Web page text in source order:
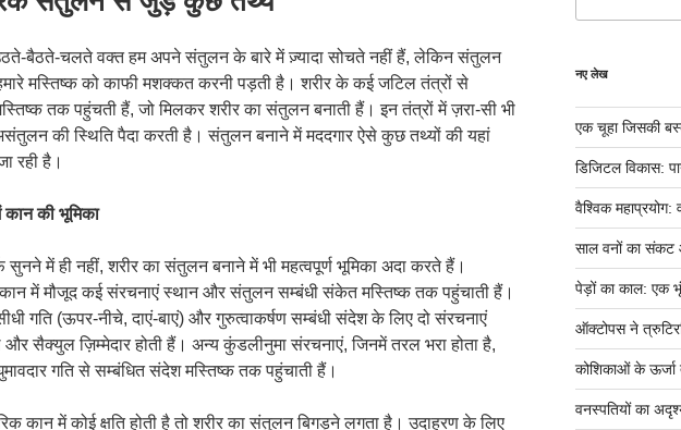
किया
बैठते-चलते वक्त हम अपने संतुलन के बारे में ज़्यादा सोचते नहीं हैं, लेकिन संतुलन
मस्तिष्क को काफी मशक्कत करनी पड़ती है। शरीर के कई जटिल तंत्रों से
तक पहुंचती हैं, जो मिलकर शरीर का संतुलन बनाती हैं। इन तंत्रों में ज़रा-सी भी
की स्थिति पैदा करती है। संतुलन बनाने में मददगार ऐसे कुछ तथ्यों की यहां
रही है।
की भूमिका
सुनने में ही नहीं, शरीर का संतुलन बनाने में भी महत्वपूर्ण भूमिका अदा करते हैं।
में मौजूद कई संरचनाएं स्थान और संतुलन सम्बंधी संकेत मस्तिष्क तक पहुंचाती हैं।
गति (ऊपर-नीचे, दाएं-बाएं) और गुरुत्वाकर्षण सम्बंधी संदेश के लिए दो संरचनाएं
सैक्युल ज़िम्मेदार होती हैं। अन्य कुंडलीनुमा संरचनाएं, जिनमें तरल भरा होता है,
गति से सम्बंधित संदेश मस्तिष्क तक पहुंचाती हैं।
कान में कोई क्षति होती है तो शरीर का संतुलन बिगड़ने लगता है। उदाहरण के लिए
नए लेख
एक चूहा जिसकी
डिजिटल विकास:
वैश्विक महाप्रयोग:
साल वनों का
पेड़ों का काल: एक
ऑक्टोपस ने
कोशिकाओं के ऊर्जा
वनस्पतियों का